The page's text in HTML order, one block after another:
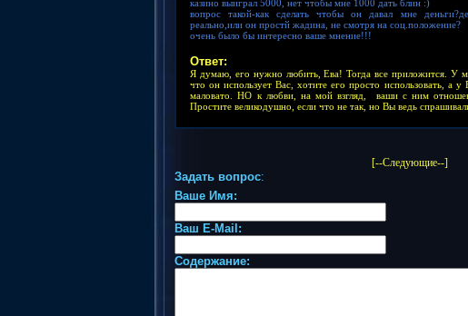
казино выиграл 5000,
нет чтобы мне 1000 дать блин :)
вопрос такой-как сделать чтобы он давал мне
реально,или он простй жадина, не смотря на соц.положение?
очень было бы интересно ваше мнение!!!
Ответ:
Я думаю, его нужно любить, Ева! Тогда все приложится. У
что он использует Вас хотите его просто использовать, а у
маловато. НО к любви, на мой взгляд, ваши с ним
Простите великодушно, если что не так, но Вы ведь
[--Следующие--]
Задать вопрос:
Ваше Имя:
Ваш E-Mail:
Содержание: